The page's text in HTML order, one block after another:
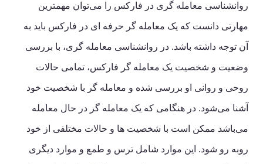
روانشناسی معامله گری در فارکس را می‌توان مهمترین
مهارتی دانست که یک معامله گر حرفه ای در فارکس باید به
آن توجه داشته باشد. در روانشناسی معامله گری، با بررسی
وضعیت و شخصیت یک معامله گر فارکس، تمامی حالات
روحی و روانی او بررسی شده و معامله گر با شخصیت خود
آشنا می‌شود. در هنگامی که یک معامله گر در حال معامله
می‌باشد ممکن است با شخصیت ها و حالات مختلفی از خود
روبه رو شود. این موارد شامل ترس و طمع و موارد دیگری